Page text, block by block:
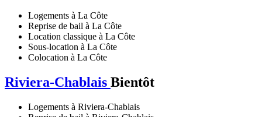
Logements à La Côte
Reprise de bail à La Côte
Location classique à La Côte
Sous-location à La Côte
Colocation à La Côte
Riviera-Chablais Bientôt
Logements à Riviera-Chablais